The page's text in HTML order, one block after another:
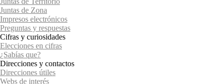
Juntas de Zona
Impresos electrónicos
Preguntas y respuestas
Cifras y curiosidades
Elecciones en cifras
¿Sabías que?
Direcciones y contactos
Direcciones útiles
Webs de interés